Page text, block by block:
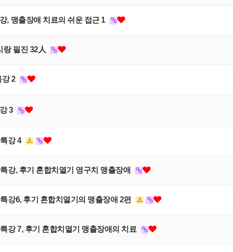
, 맹출장애 치료의 쉬운 접근 1
랑 필진 32人
강 2
3
강 4
강, 후기 혼합치열기 영구치 맹출장애
강6, 후기 혼합치열기의 맹출장애 2편
강 7, 후기 혼합치열기 맹출장애의 치료